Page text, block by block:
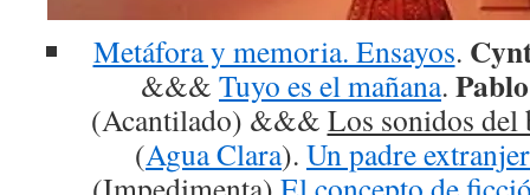
Metáfora y memoria. Ensayos.
&&& Tuyo es el mañana.
(Acantilado) &&& Los sonidos
(Agua Clara). Un padre